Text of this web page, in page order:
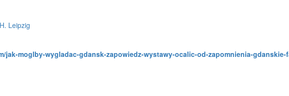
Leipzig
jak-moglby-wygladac-gdansk-zapowiedz-wystawy-ocalic-od-zapomnienia-gdanskie-